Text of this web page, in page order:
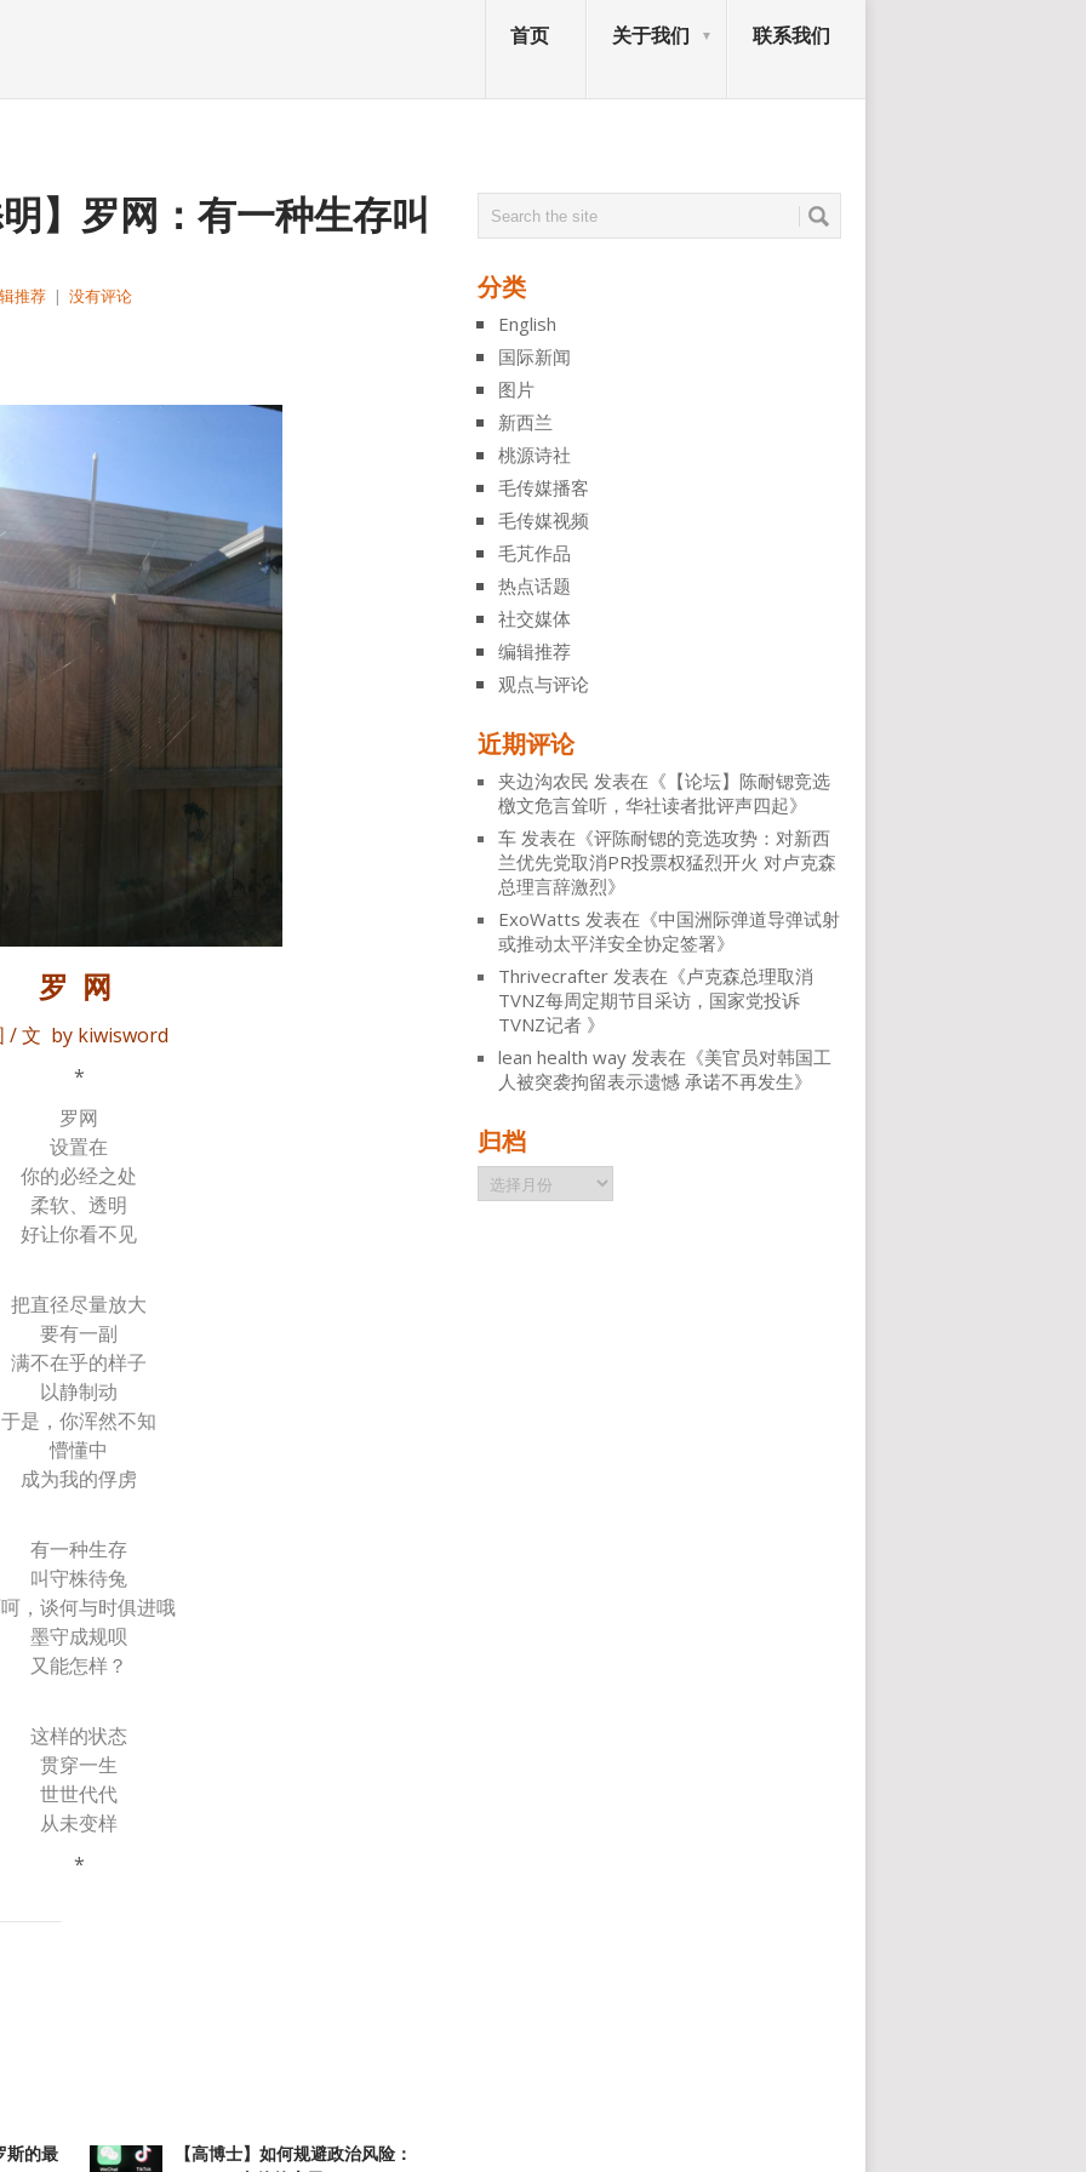
首页 关于我们 联系我们
】罗网：有一种生存叫
推荐 | 没有评论
罗 网
/ 文 by kiwisword
*
罗网
设置在
你的必经之处
柔软、透明
好让你看不见
把直径尽量放大
要有一副
满不在乎的样子
以静制动
于是，你浑然不知
懵懂中
成为我的俘虏
有一种生存
叫守株待兔
，谈何与时俱进哦
墨守成规呗
又能怎样？
这样的状态
贯穿一生
世世代代
从未变样
*
斯的最
【高博士】如何规避政治风险：
分类
English
国际新闻
图片
新西兰
桃源诗社
毛传媒播客
毛传媒视频
毛芃作品
热点话题
社交媒体
编辑推荐
观点与评论
近期评论
夹边沟农民 发表在《 【论坛】陈耐锶竞选
檄文危言耸听，华社读者批评声四起》
车 发表在《评陈耐锶的竞选攻势：对新西
兰优先党取消PR投票权猛烈开火 对卢克森
总理言辞激烈》
ExoWatts 发表在《中国洲际弹道导弹试射
或推动太平洋安全协定签署》
Thrivecrafter 发表在《卢克森总理取消
TVNZ每周定期节目采访，国家党投诉
TVNZ记者 》
lean health way 发表在《美官员对韩国工
人被突袭拘留表示遗憾 承诺不再发生》
归档
归
档